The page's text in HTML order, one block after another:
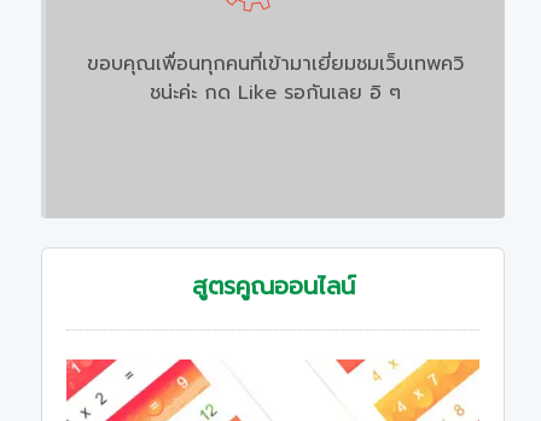
ขอบคุณเพื่อนทุกคนที่เข้ามาเยี่ยมชมเว็บเทพควิ
ชน่ะค่ะ กด Like รอกันเลย อิ ๆ
สูตรคูณออนไลน์